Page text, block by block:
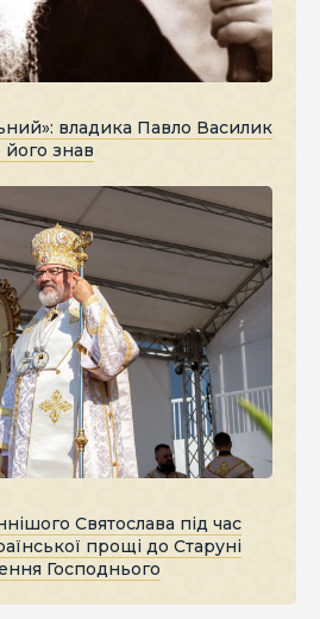
владика Павло Василик
його знав
Святослава під час
прощі до Старуні
Господнього